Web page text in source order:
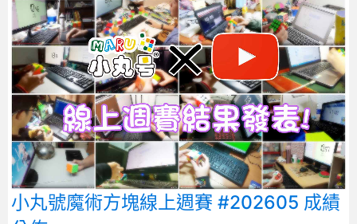
小丸號魔術方塊線上週賽 #202605 成績